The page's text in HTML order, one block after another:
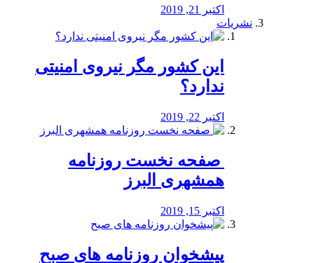
اکتبر 21, 2019
نشریات
این کشور مگر نیروی امنیتی
ندارد؟
اکتبر 22, 2019
️ صفحه نخست روزنامه‌
همشهری البرز
اکتبر 15, 2019
پیشخوان روزنامه های صبح